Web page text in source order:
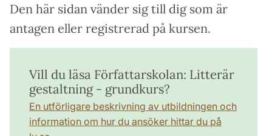
Den här sidan vänder sig till dig som är
antagen eller registrerad på kursen.
Vill du läsa Författarskolan: Litterär
gestaltning - grundkurs?
En utförligare beskrivning av utbildningen och
information om hur du ansöker hittar du på